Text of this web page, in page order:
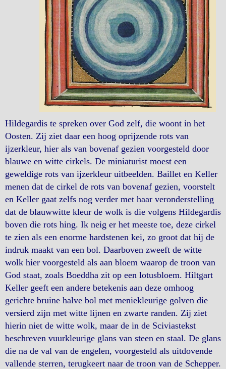
Hildegardis te spreken over God zelf, die woont in het
Oosten. Zij ziet daar een hoog oprijzende rots van
ijzerkleur, hier als van bovenaf gezien voorgesteld door
blauwe en witte cirkels. De miniaturist moest een
geweldige rots van ijzerkleur uitbeelden. Baillet en Keller
menen dat de cirkel de rots van bovenaf gezien, voorstelt
en Keller gaat zelfs nog verder met haar veronderstelling
dat de blauwwitte kleur de wolk is die volgens Hildegardis
boven die rots hing. Ik neig er het meeste toe, deze cirkel
te zien als een enorme hardstenen kei, zo groot dat hij de
indruk maakt van een bol. Daarboven zweeft de witte
wolk hier voorgesteld als aan bloem waarop de troon van
God staat, zoals Boeddha zit op een lotusbloem. Hiltgart
Keller geeft een andere betekenis aan deze omhoog
gerichte bruine halve bol met meniekleurige golven die
versierd zijn met witte lijnen en zwarte randen. Zij ziet
hierin niet de witte wolk, maar de in de Sciviastekst
beschreven vuurkleurige glans van steen en staal. De glans
die na de val van de engelen, voorgesteld als uitdovende
vallende sterren, terugkeert naar de troon van de Schepper.